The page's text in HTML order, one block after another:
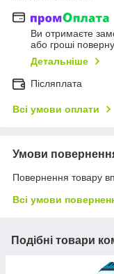
Ви отримаєте
або гроші
Детальніше
Післяплата
Всі умови оплати
Умови
Повернення товару
Всі умови
Подібні товари